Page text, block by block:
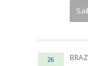
26